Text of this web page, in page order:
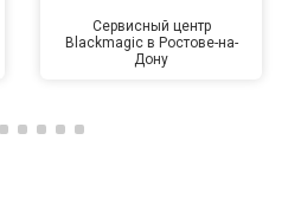
Сервисный центр
Blackmagic в Ростове-на-
Дону